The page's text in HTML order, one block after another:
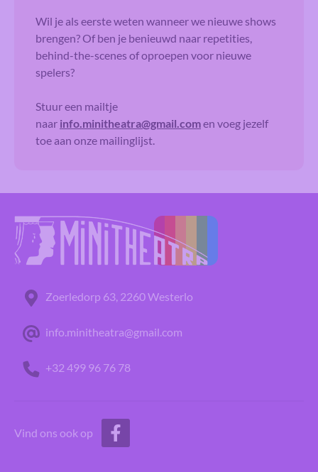
Wil je als eerste weten wanneer we nieuwe shows
brengen? Of ben je benieuwd naar repetities,
behind-the-scenes of oproepen voor nieuwe
spelers?
Stuur een mailtje
naar info.minitheatra@gmail.comen voeg jezelf
toe aan onze mailinglijst.
Zoerledorp 63, 2260 Westerlo
info.minitheatra@gmail.com
+32 499 96 76 78
Vind ons ook op